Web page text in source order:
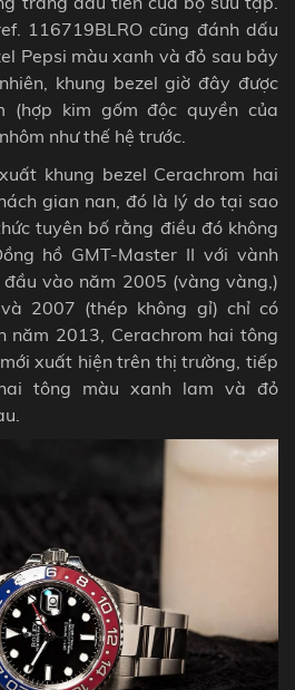
116719BLRO cũng đánh dấu
Pepsi màu xanh và đỏ sau bảy
khung bezel giờ đây được
(hợp kim gốm độc quyền của
như thế hệ trước.
khung bezel Cerachrom hai
gian nan, đó là lý do tại sao
tuyên bố rằng điều đó không
hồ GMT-Master II với vành
vào năm 2005 (vàng vàng,)
2007 (thép không gỉ) chỉ có
năm 2013, Cerachrom hai tông
xuất hiện trên thị trường, tiếp
tông màu xanh lam và đỏ